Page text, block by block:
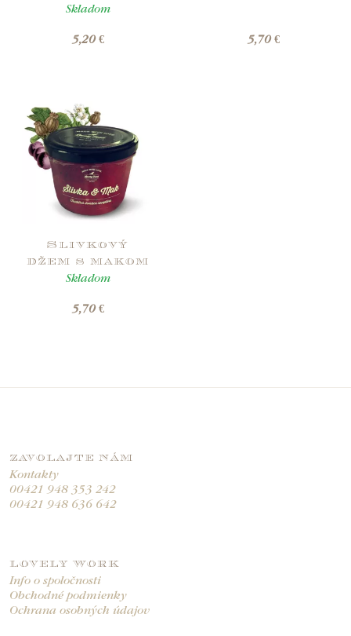
Skladom
5,20 € 5,70 €
Slivkový
džem s makom
Skladom
5,70 €
ZAVOLAJTE NÁM
Kontakty
00421 948 353 242
00421 948 636 642
LOVELY WORK
Info o spoločnosti
Obchodné podmienky
Ochrana osobných údajov